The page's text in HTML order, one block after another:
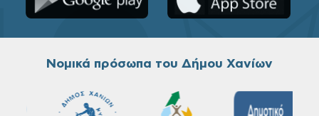
Νομικά πρόσωπα του Δήμου Χανίων